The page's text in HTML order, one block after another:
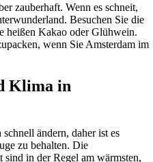
zauberhaft. Wenn es schneit,
Besuchen Sie die
heißen Kakao oder Glühwein.
wenn Sie Amsterdam im
Klima in
ändern, daher ist es
zu behalten. Die
sind in der Regel am wärmsten,